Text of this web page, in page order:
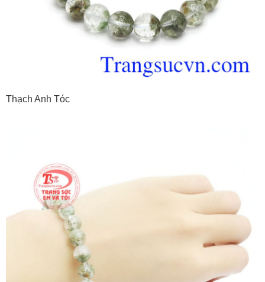
Thạch Anh Tóc